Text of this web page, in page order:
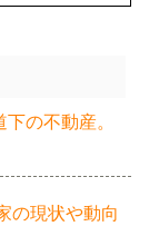
の不動産。
の現状や動向